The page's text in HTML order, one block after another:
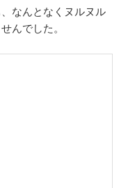
なんとなくヌルヌル
んでした。